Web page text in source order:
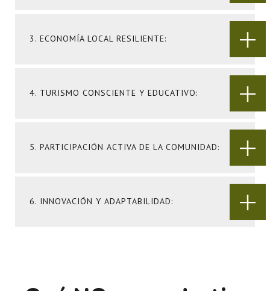
3. ECONOMÍA LOCAL RESILIENTE:
4. TURISMO CONSCIENTE Y EDUCATIVO:
5. PARTICIPACIÓN ACTIVA DE LA COMUNIDAD:
6. INNOVACIÓN Y ADAPTABILIDAD: